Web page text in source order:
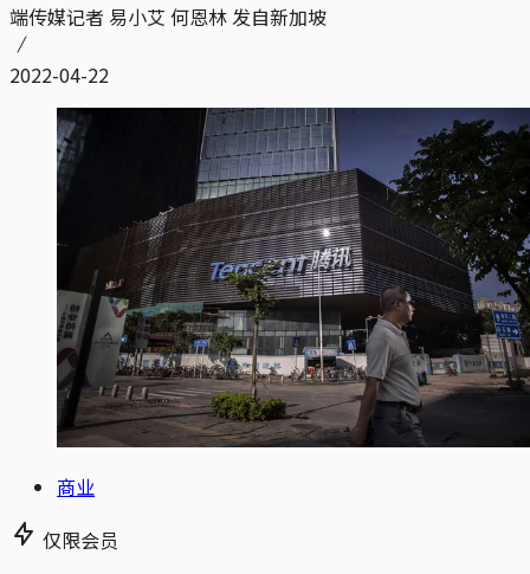
端传媒记者 易小艾 何恩林 发自新加坡
2022-04-22
商业
仅限会员